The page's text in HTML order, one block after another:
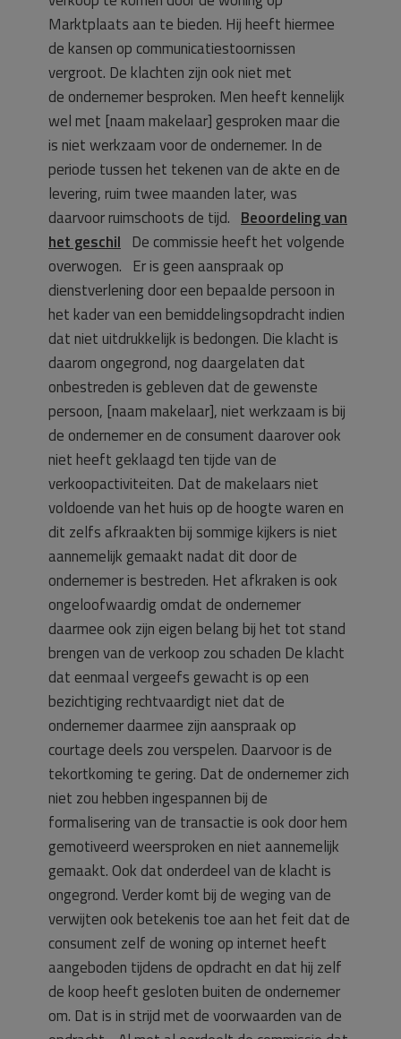
Marktplaats aan te bieden. Hij heeft hiermee
de kansen op communicatiestoornissen
vergroot. De klachten zijn ook niet met
de ondernemer besproken. Men heeft kennelijk
wel met [naam makelaar] gesproken maar die
is niet werkzaam voor de ondernemer. In de
periode tussen het tekenen van de akte en de
levering, ruim twee maanden later, was
daarvoor ruimschoots de tijd. Beoordeling van
het geschil De commissie heeft het volgende
overwogen. Er is geen aanspraak op
dienstverlening door een bepaalde persoon in
het kader van een bemiddelingsopdracht indien
dat niet uitdrukkelijk is bedongen. Die klacht is
daarom ongegrond, nog daargelaten dat
onbestreden is gebleven dat de gewenste
persoon, [naam makelaar], niet werkzaam is bij
de ondernemer en de consument daarover ook
niet heeft geklaagd ten tijde van de
verkoopactiviteiten. Dat de makelaars niet
voldoende van het huis op de hoogte waren en
dit zelfs afkraakten bij sommige kijkers is niet
aannemelijk gemaakt nadat dit door de
ondernemer is bestreden. Het afkraken is ook
ongeloofwaardig omdat de ondernemer
daarmee ook zijn eigen belang bij het tot stand
brengen van de verkoop zou schaden De klacht
dat eenmaal vergeefs gewacht is op een
bezichtiging rechtvaardigt niet dat de
ondernemer daarmee zijn aanspraak op
courtage deels zou verspelen. Daarvoor is de
tekortkoming te gering. Dat de ondernemer zich
niet zou hebben ingespannen bij de
formalisering van de transactie is ook door hem
gemotiveerd weersproken en niet aannemelijk
gemaakt. Ook dat onderdeel van de klacht is
ongegrond. Verder komt bij de weging van de
verwijten ook betekenis toe aan het feit dat de
consument zelf de woning op internet heeft
aangeboden tijdens de opdracht en dat hij zelf
de koop heeft gesloten buiten de ondernemer
om. Dat is in strijd met de voorwaarden van de